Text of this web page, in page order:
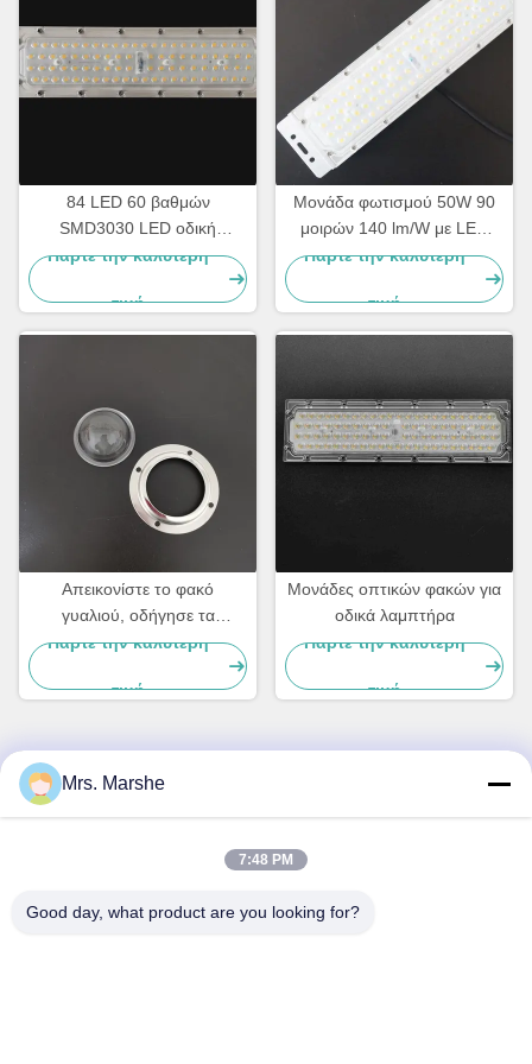
84 LED 60 βαθμών
SMD3030 LED οδική
φωτεινή μονάδα με 140lm/w
αποδοτικότητα και PC φακό
Πάρτε την καλύτερη
τιμή
Μονάδα φωτισμού 50W 90
μοιρών 140 lm/W με LED
SMD3030 και ψύκτρα
αλουμινίου για βιομηχανικό
και οδικό φωτισμό
Πάρτε την καλύτερη
τιμή
Απεικονίστε το φακό
γυαλιού, οδήγησε τα
τμήματα φωτεινών
σηματοδοτών με τη υψηλή
δύναμη που οδηγείται
Πάρτε την καλύτερη
τιμή
Μονάδες οπτικών φακών για
οδικά λαμπτήρα
Πάρτε την καλύτερη
τιμή
Γρήγορη επικοινωνία
Longxiang, περιοχή Longgang, Shenzhen, Κίνα 518172
Mrs. Marshe
7:48 PM
Good day, what product are you looking for?